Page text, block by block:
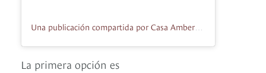
La primera opción es